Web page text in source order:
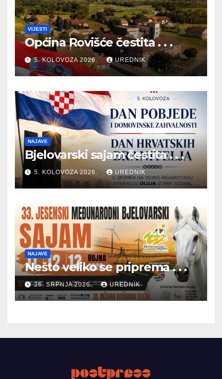
VIJESTI
Općina Rovišće čestita . . .
5. KOLOVOZA 2026. UREDNIK
NAJAVE
Bjelovarski sajam čestita . . .
5. KOLOVOZA 2026. UREDNIK
NAJAVE
Nešto veliko se priprema . . .
26. SRPNJA 2026. UREDNIK